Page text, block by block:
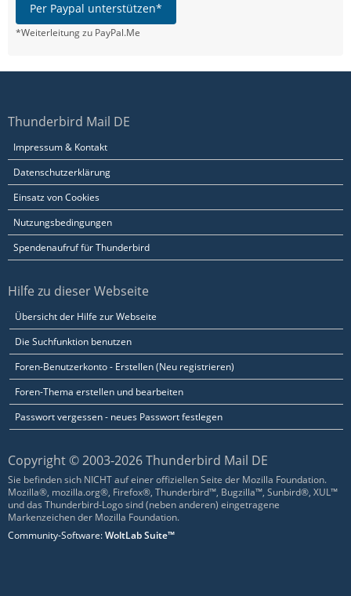
Per Paypal unterstützen*
*Weiterleitung zu PayPal.Me
Thunderbird Mail DE
Impressum & Kontakt
Datenschutzerklärung
Einsatz von Cookies
Nutzungsbedingungen
Spendenaufruf für Thunderbird
Hilfe zu dieser Webseite
Übersicht der Hilfe zur Webseite
Die Suchfunktion benutzen
Foren-Benutzerkonto - Erstellen (Neu registrieren)
Foren-Thema erstellen und bearbeiten
Passwort vergessen - neues Passwort festlegen
Copyright © 2003-2026 Thunderbird Mail DE
Sie befinden sich NICHT auf einer offiziellen Seite der Mozilla Foundation.
Mozilla®, mozilla.org®, Firefox®, Thunderbird™, Bugzilla™, Sunbird®, XUL™
und das Thunderbird-Logo sind (neben anderen) eingetragene
Markenzeichen der Mozilla Foundation.
Community-Software:WoltLab Suite™